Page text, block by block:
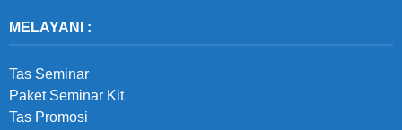
MELAYANI :
Tas Seminar
Paket Seminar Kit
Tas Promosi